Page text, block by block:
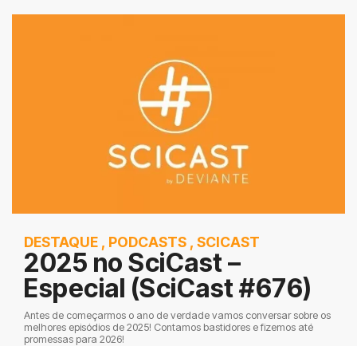
DESTAQUE , PODCASTS , SCICAST
2025 no SciCast –
Especial (SciCast #676)
Antes de começarmos o ano de verdade vamos conversar sobre os
melhores episódios de 2025! Contamos bastidores e fizemos até
promessas para 2026!